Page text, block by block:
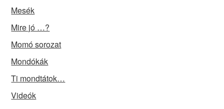
Mesék
Mire jó …?
Momó sorozat
Mondókák
Ti mondtátok…
Videók